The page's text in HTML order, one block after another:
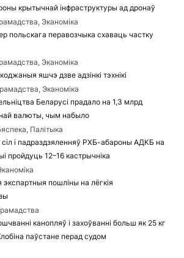
крытычнай інфраструктуры ад дронаў
Эканоміка
польскага перавозчыка схаваць частку
Эканоміка
яшчэ дзве адзінкі тэхнікі
Эканоміка
Беларусі прадало на 1,3 млрд
валюты, чым набыло
Палітыка
сіл і падраздзяленняў РХБ-абароны АДКБ на
пройдуць 12–16 кастрычніка
пошліны на лёгкія
канопляў і захоўванні больш як 25 кг
паўстане перад судом